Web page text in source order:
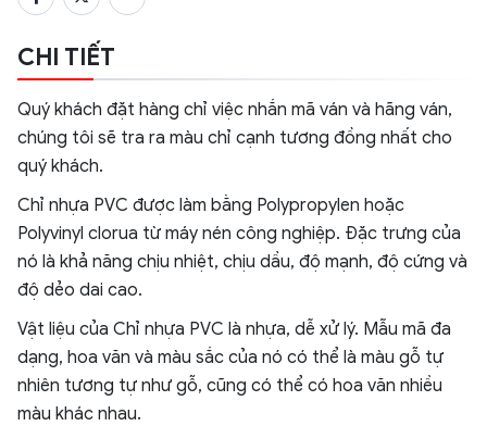
CHI TIẾT
Quý khách đặt hàng chỉ việc nhắn mã ván và hãng ván,
chúng tôi sẽ tra ra màu chỉ cạnh tương đồng nhất cho
quý khách.
Chỉ nhựa PVC được làm bằng Polypropylen hoặc
Polyvinyl clorua từ máy nén công nghiệp. Đặc trưng của
nó là khả năng chịu nhiệt, chịu dầu, độ mạnh, độ cứng và
độ dẻo dai cao.
Vật liệu của Chỉ nhựa PVC là nhựa, dễ xử lý. Mẫu mã đa
dạng, hoa văn và màu sắc của nó có thể là màu gỗ tự
nhiên tương tự như gỗ, cũng có thể có hoa văn nhiều
màu khác nhau.